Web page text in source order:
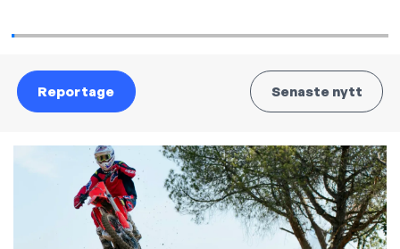
Reportage Senaste nytt